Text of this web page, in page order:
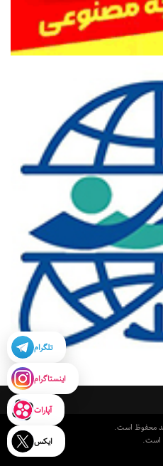
محفوظ است.
است.
تلگرام
اینستاگرام
آپارات
ایکس